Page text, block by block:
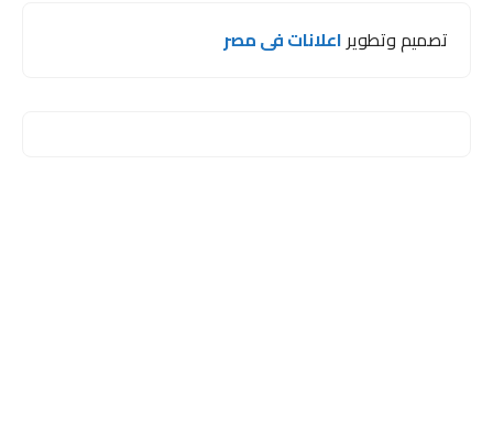
تصميم وتطويراعلانات فى مصر